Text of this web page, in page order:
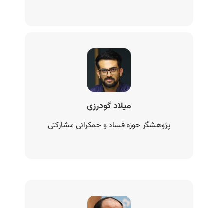
میلاد گودرزی
پژوهشگر حوزه فساد و حمکرانی مشارکتی